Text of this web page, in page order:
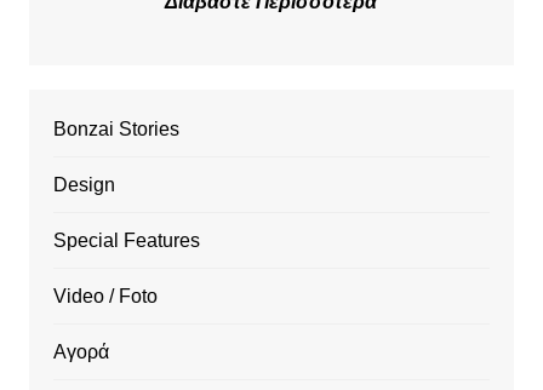
Bonzai Stories
Design
Special Features
Video / Foto
Αγορά